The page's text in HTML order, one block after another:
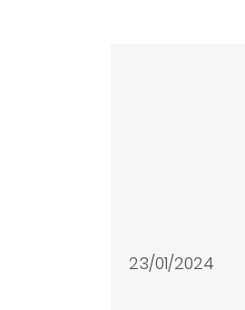
23/01/2024